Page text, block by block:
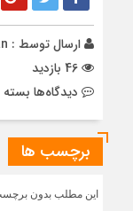
ارسال توسط :
دیدگاه‌ها برای
وارداتیبرچسب ها
این مطلب بدون